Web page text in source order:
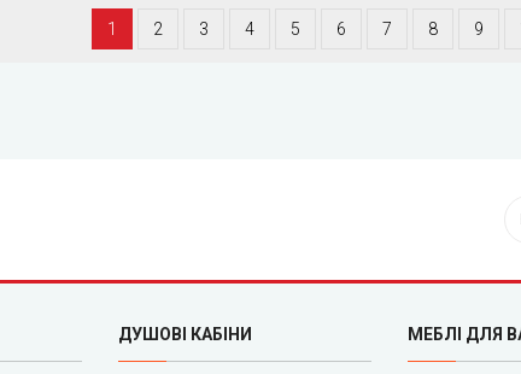
1 2 3 4 5 6 7 8 9
ДУШОВІ КАБІНИ МЕБЛІ ДЛЯ